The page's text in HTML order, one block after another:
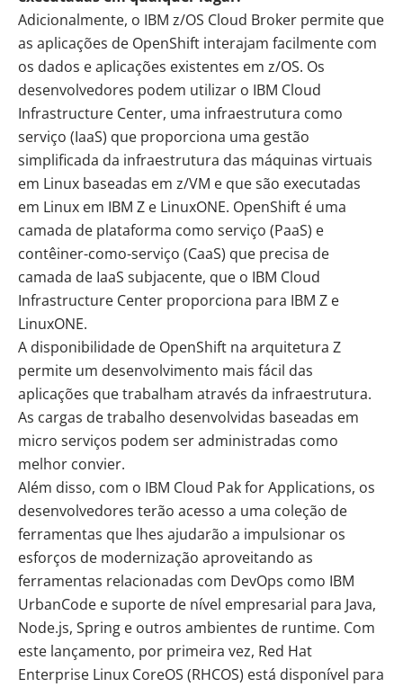
Adicionalmente, o IBM z/OS Cloud Broker permite que
as aplicações de OpenShift interajam facilmente com
os dados e aplicações existentes em z/OS. Os
desenvolvedores podem utilizar o IBM Cloud
Infrastructure Center, uma infraestrutura como
serviço (IaaS) que proporciona uma gestão
simplificada da infraestrutura das máquinas virtuais
em Linux baseadas em z/VM e que são executadas
em Linux em IBM Z e LinuxONE. OpenShift é uma
camada de plataforma como serviço (PaaS) e
contêiner-como-serviço (CaaS) que precisa de
camada de IaaS subjacente, que o IBM Cloud
Infrastructure Center proporciona para IBM Z e
LinuxONE.
A disponibilidade de OpenShift na arquitetura Z
permite um desenvolvimento mais fácil das
aplicações que trabalham através da infraestrutura.
As cargas de trabalho desenvolvidas baseadas em
micro serviços podem ser administradas como
melhor convier.
Além disso, com o IBM Cloud Pak for Applications, os
desenvolvedores terão acesso a uma coleção de
ferramentas que lhes ajudarão a impulsionar os
esforços de modernização aproveitando as
ferramentas relacionadas com DevOps como IBM
UrbanCode e suporte de nível empresarial para Java,
Node.js, Spring e outros ambientes de runtime. Com
este lançamento, por primeira vez, Red Hat
Enterprise Linux CoreOS (RHCOS) está disponível para